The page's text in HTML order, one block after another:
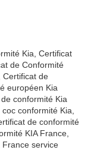
Kia, Certificat
de Conformité
Certificat de
européen Kia
conformité Kia
conformité Kia,
de conformité
KIA France,
France service